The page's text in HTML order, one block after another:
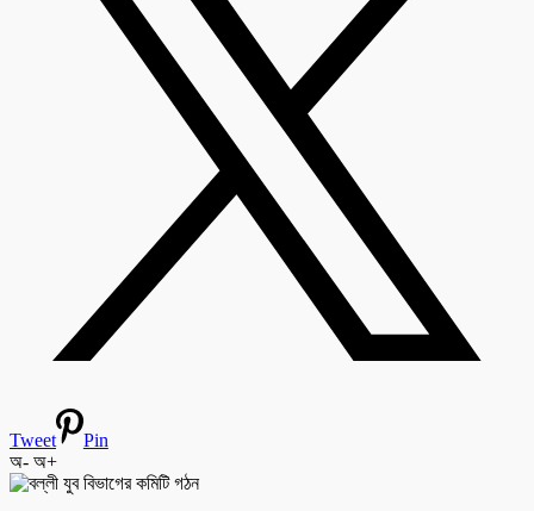
Tweet
Pin
অ- অ+